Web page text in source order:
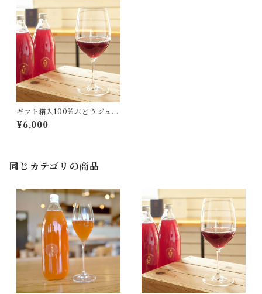
ギフト箱入100%ぶどうジュー
ス(2本)
¥6,000
同じカテゴリの商品